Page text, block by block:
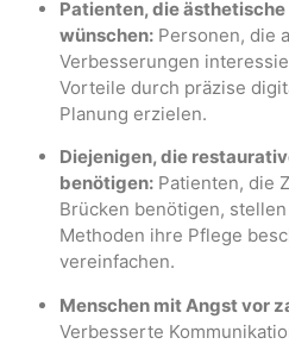
Patienten, die
wünschen: Personen, die
Verbesserungen
Vorteile durch präzise
Planung erzielen.
Diejenigen, die
benötigen: Patienten, die
Brücken benötigen,
Methoden ihre Pflege
vereinfachen.
Menschen mit Angst vor
Verbesserte